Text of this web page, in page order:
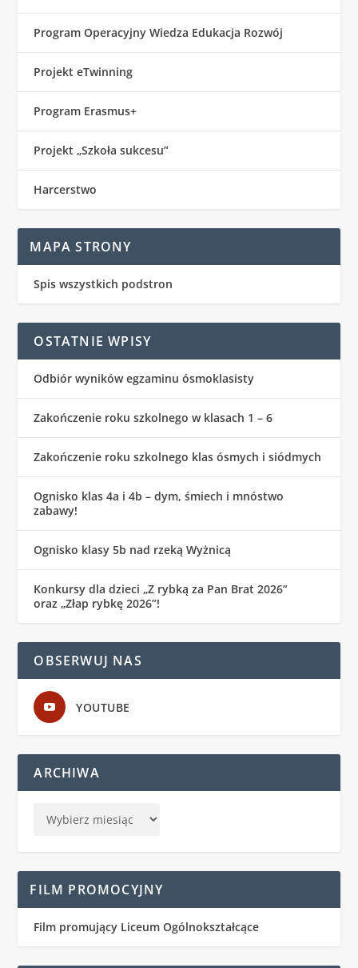
Program Operacyjny Wiedza Edukacja Rozwój
Projekt eTwinning
Program Erasmus+
Projekt „Szkoła sukcesu”
Harcerstwo
MAPA STRONY
Spis wszystkich podstron
OSTATNIE WPISY
Odbiór wyników egzaminu ósmoklasisty
Zakończenie roku szkolnego w klasach 1 – 6
Zakończenie roku szkolnego klas ósmych i siódmych
Ognisko klas 4a i 4b – dym, śmiech i mnóstwo
zabawy!
Ognisko klasy 5b nad rzeką Wyżnicą
Konkursy dla dzieci „Z rybką za Pan Brat 2026”
oraz „Złap rybkę 2026”!
OBSERWUJ NAS
YOUTUBE
ARCHIWA
FILM PROMOCYJNY
Film promujący Liceum Ogólnokształcące